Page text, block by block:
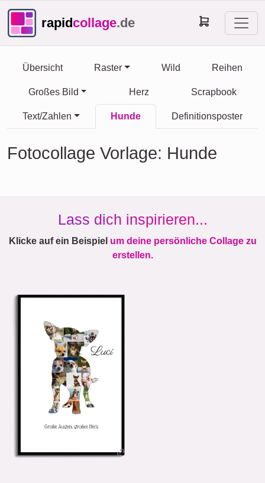
rapidcollage.de
Übersicht Raster Wild Reihen
Großes Bild Herz Scrapbook
Text/Zahlen Hunde Definitionsposter
Fotocollage Vorlage: Hunde
Lass dich inspirieren...
Klicke auf ein Beispiel um deine persönliche Collage zu
erstellen.